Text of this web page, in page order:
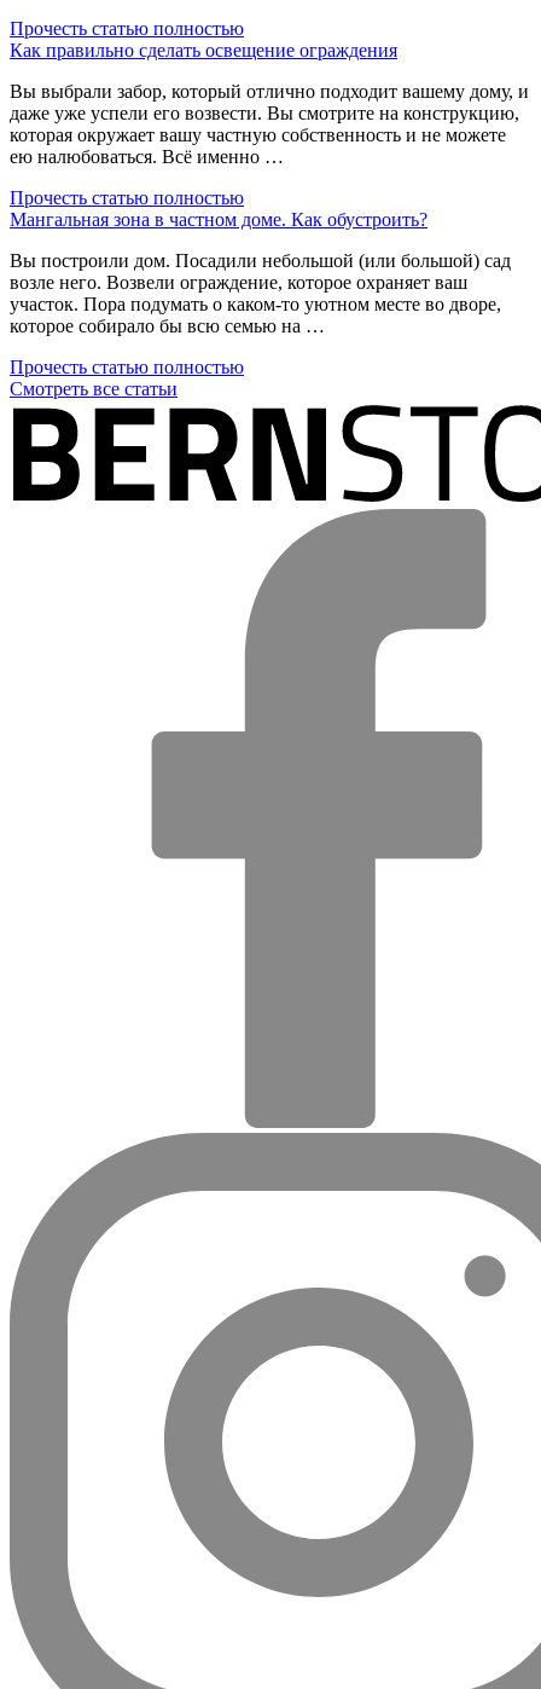
Прочесть статью полностью
Как правильно сделать освещение ограждения
Вы выбрали забор, который отлично подходит вашему дому, и
даже уже успели его возвести. Вы смотрите на конструкцию,
которая окружает вашу частную собственность и не можете
ею налюбоваться. Всё именно …
Прочесть статью полностью
Мангальная зона в частном доме. Как обустроить?
Вы построили дом. Посадили небольшой (или большой) сад
возле него. Возвели ограждение, которое охраняет ваш
участок. Пора подумать о каком-то уютном месте во дворе,
которое собирало бы всю семью на …
Прочесть статью полностью
Смотреть все статьи